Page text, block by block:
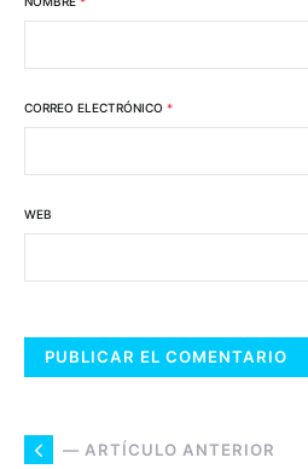
CORREO ELECTRÓNICO *
WEB
— ARTÍCULO ANTERIOR